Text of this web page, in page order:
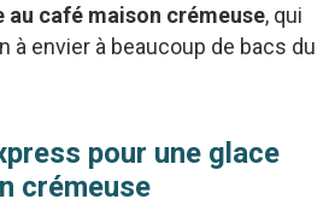
au café maison crémeuse, qui
à envier à beaucoup de bacs du
pour une glace
crémeuse